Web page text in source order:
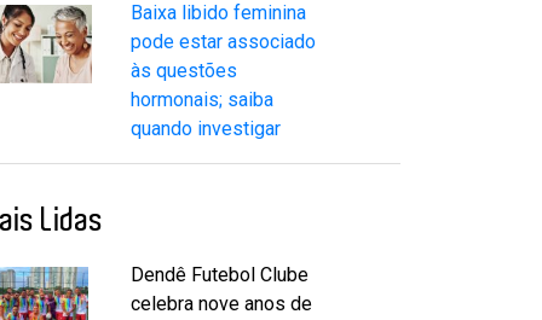
Baixa libido feminina
pode estar associado
às questões
hormonais; saiba
quando investigar
Lidas
Dendê Futebol Clube
celebra nove anos de